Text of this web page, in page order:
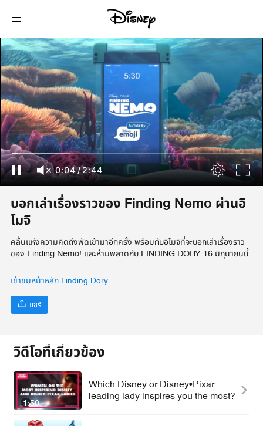
0:04/2:44
บอกเล่าเรื่องราวของ Finding Nemo ผ่านอิ
โมจิ
คลื่นแห่งความคิดถึงพัดเข้ามาอีกครั้ง พร้อมกับอิโมจิที่จะบอกเล่าเรื่องราว
ของ Finding Nemo! และห้ามพลาดกับ FINDING DORY 16 มิถุนายนนี้
เข้าชมหน้าหลัก Finding Dory
แชร์
วิดีโอที่เกี่ยวข้อง
1:50
Which Disney or Disney•Pixar
leading lady inspires you the most?